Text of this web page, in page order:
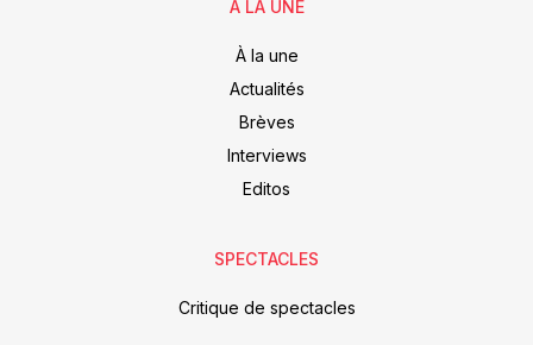
À LA UNE
À la une
Actualités
Brèves
Interviews
Editos
SPECTACLES
Critique de spectacles